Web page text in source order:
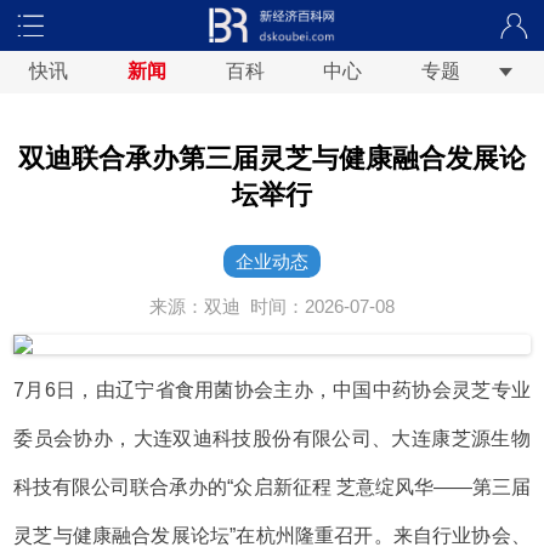
快讯 新闻 百科 中心 专题
双迪联合承办第三届灵芝与健康融合发展论
坛举行
企业动态
来源：双迪 时间：2026-07-08
7月6日，由辽宁省食用菌协会主办，中国中药协会灵芝专业
委员会协办，大连双迪科技股份有限公司、大连康芝源生物
科技有限公司联合承办的“众启新征程 芝意绽风华——第三届
灵芝与健康融合发展论坛”在杭州隆重召开。来自行业协会、